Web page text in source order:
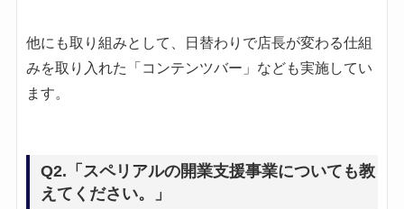
他にも取り組みとして、日替わりで店長が変わる仕組
みを取り入れた「コンテンツバー」なども実施してい
ます。
Q2.「スペリアルの開業支援事業についても教
えてください。」